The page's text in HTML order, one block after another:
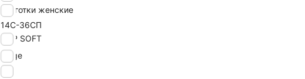
Колготки женские
14С-36СП
TOP SOFT
beige
2